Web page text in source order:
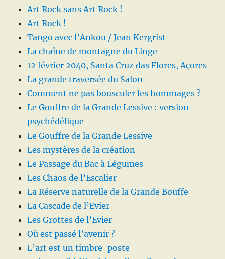
Art Rock sans Art Rock !
Art Rock !
Tango avec l’Ankou / Jean Kergrist
La chaîne de montagne du Linge
12 février 2040, Santa Cruz das Flores, Açores
La grande traversée du Salon
Comment ne pas bousculer les hommages ?
Le Gouffre de la Grande Lessive : version
psychédélique
Le Gouffre de la Grande Lessive
Les mystères de la création
Le Passage du Bac à Légumes
Les Chaos de l’Escalier
La Réserve naturelle de la Grande Bouffe
La Cascade de l’Evier
Les Grottes de l’Evier
Où est passé l’avenir ?
L’art est un timbre-poste